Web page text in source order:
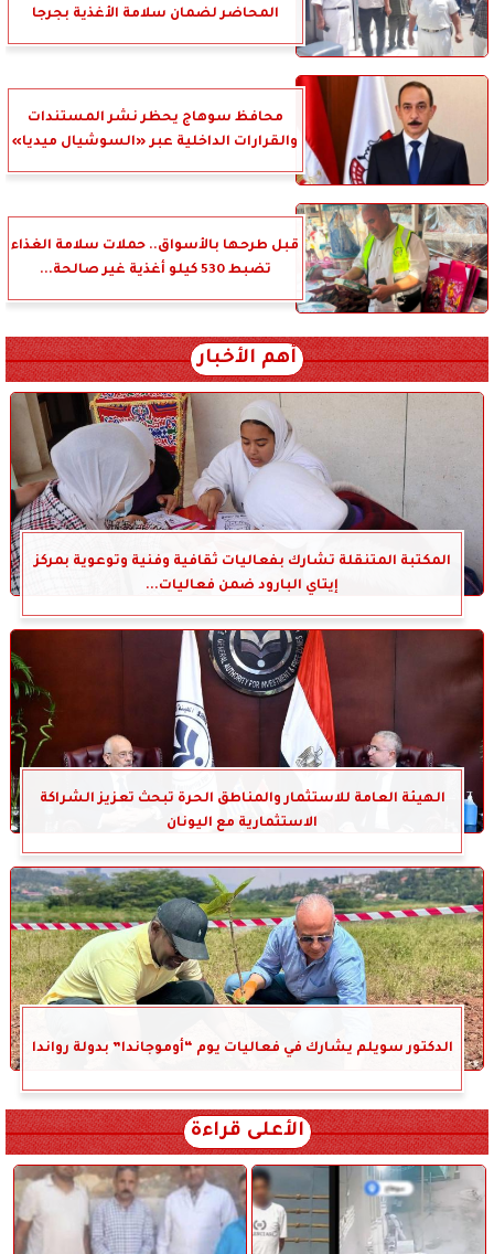
المحاضر لضمان سلامة الأغذية بجرجا
محافظ سوهاج يحظر نشر المستندات
والقرارات الداخلية عبر «السوشيال ميديا»
قبل طرحها بالأسواق.. حملات سلامة الغذاء
تضبط 530 كيلو أغذية غير صالحة...
أهم الأخبار
المكتبة المتنقلة تشارك بفعاليات ثقافية وفنية وتوعوية بمركز
إيتاي البارود ضمن فعاليات...
الهيئة العامة للاستثمار والمناطق الحرة تبحث تعزيز الشراكة
الاستثمارية مع اليونان
الدكتور سويلم يشارك في فعاليات يوم “أوموجاندا” بدولة رواندا
الأعلى قراءة